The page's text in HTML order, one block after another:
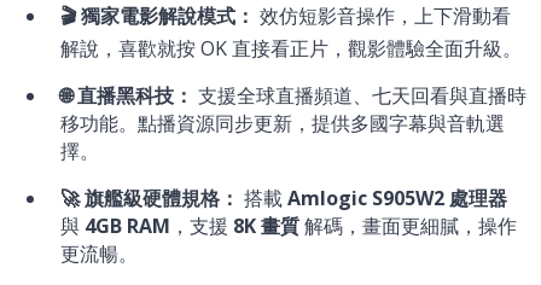
🎬 獨家電影解說模式： 效仿短影音操作，上下滑動看
解說，喜歡就按 OK 直接看正片，觀影體驗全面升級。
🌐 直播黑科技： 支援全球直播頻道、七天回看與直播時
移功能。點播資源同步更新，提供多國字幕與音軌選
擇。
🚀 旗艦級硬體規格： 搭載Amlogic S905W2 處理器
與 4GB RAM ，支援 8K 畫質解碼，畫面更細膩，操作
更流暢。